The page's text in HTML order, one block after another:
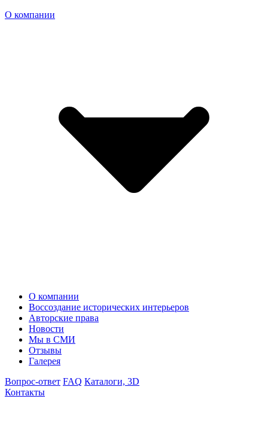
О компании
О компании
Воссоздание исторических интерьеров
Авторские права
Новости
Мы в СМИ
Отзывы
Галерея
Вопрос-ответ FAQ Каталоги, 3D
Контакты